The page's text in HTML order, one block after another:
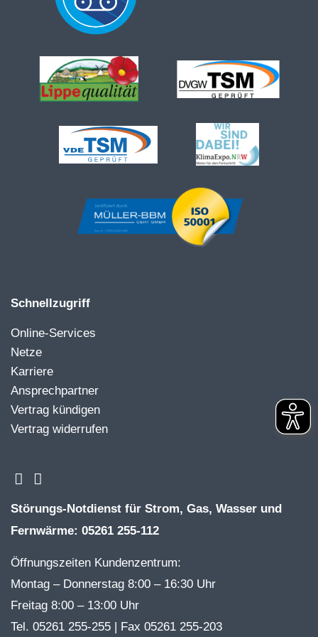
Schnellzugriff
Online-Services
Netze
Karriere
Ansprechpartner
Vertrag kündigen
Vertrag widerrufen
Störungs-Notdienst für Strom, Gas, Wasser und
Fernwärme: 05261 255-112
Öffnungszeiten Kundenzentrum:
Montag – Donnerstag 8:00 – 16:30 Uhr
Freitag 8:00 – 13:00 Uhr
Tel. 05261 255-255 | Fax 05261 255-203